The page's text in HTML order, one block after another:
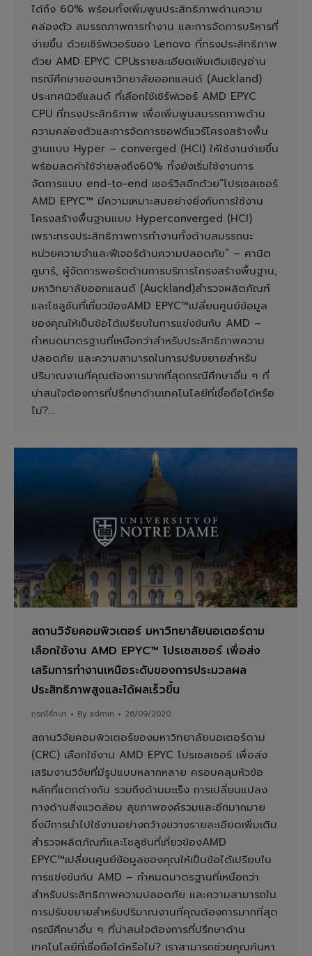
ได้ถึง 60% พร้อมทั้งเพิ่มพูนประสิทธิภาพด้านความ
คล่องตัว สมรรถภาพการทำงาน และการจัดการบริหารที่
ง่ายขึ้น ด้วยเซิร์ฟเวอร์ของ Lenovo ที่ทรงประสิทธิภาพ
ด้วย AMD EPYC CPUsรายละเอียดเพิ่มเติมเชิญอ่าน
กรณีศึกษาของมหาวิทยาลัยออกแลนด์ (Auckland)
ประเทศนิวซีแลนด์ ที่เลือกใช้เซิร์ฟเวอร์ AMD EPYC
CPU ที่ทรงประสิทธิภาพ เพื่อเพิ่มพูนสมรรถภาพด้าน
ความคล่องตัวและการจัดการซอฟต์แวร์โครงสร้างพื้น
ฐานแบบ Hyper – converged (HCI) ให้ใช้งานง่ายขึ้น
พร้อมลดค่าใช้จ่ายลงถึง60% ทั้งยังเริ่มใช้งานการ
จัดการแบบ end-to-end เซอร์วิสอีกด้วย“โปรเซสเซอร์
AMD EPYC™ มีความเหมาะสมอย่างยิ่งกับการใช้งาน
โครงสร้างพื้นฐานแบบ Hyperconverged (HCI)
เพราะทรงประสิทธิภาพการทำงานทั้งด้านสมรรถนะ
หน่วยความจำและฟีเจอร์ด้านความปลอดภัย” – ศานิต
คูมาร์, ผู้จัดการพอร์ตด้านการบริการโครงสร้างพื้นฐาน,
มหาวิทยาลัยออกแลนด์ (Auckland)สำรวจผลิตภัณฑ์
และโซลูชันที่เกี่ยวข้องAMD EPYC™เปลี่ยนศูนย์ข้อมูล
ของคุณให้เป็นข้อได้เปรียบในการแข่งขันกับ AMD –
กำหนดมาตรฐานที่เหนือกว่าสำหรับประสิทธิภาพความ
ปลอดภัย และความสามารถในการปรับขยายสำหรับ
ปริมาณงานที่คุณต้องการมากที่สุดกรณีศึกษาอื่น ๆ ที่
น่าสนใจต้องการที่ปรึกษาด้านเทคโนโลยีที่เชื่อถือได้หรือ
ไม่?…
สถานวิจัยคอมพิวเตอร์ มหาวิทยาลัยนอเตอร์ดาม
เลือกใช้งาน AMD EPYC™ โปรเซสเซอร์ เพื่อส่ง
เสริมการทำงานเหนือระดับของการประมวลผล
ประสิทธิภาพสูงและได้ผลเร็วขึ้น
กรณีศึกษา By admin 26/09/2020
สถานวิจัยคอมพิวเตอร์ของมหาวิทยาลัยนอเตอร์ดาม
(CRC) เลือกใช้งาน AMD EPYC โปรเซสเซอร์ เพื่อส่ง
เสริมงานวิจัยที่มีรูปแบบหลากหลาย ครอบคลุมหัวข้อ
หลักที่แตกต่างกัน รวมถึงด้านมะเร็ง การเปลี่ยนแปลง
ทางด้านสิ่งแวดล้อม สุขภาพองค์รวมและอีกมากมาย
ซึ่งมีการนำไปใช้งานอย่างกว้างขวางรายละเอียดเพิ่มเติม
สำรวจผลิตภัณฑ์และโซลูชันที่เกี่ยวข้องAMD
EPYC™เปลี่ยนศูนย์ข้อมูลของคุณให้เป็นข้อได้เปรียบใน
การแข่งขันกับ AMD – กำหนดมาตรฐานที่เหนือกว่า
สำหรับประสิทธิภาพความปลอดภัย และความสามารถใน
การปรับขยายสำหรับปริมาณงานที่คุณต้องการมากที่สุด
กรณีศึกษาอื่น ๆ ที่น่าสนใจต้องการที่ปรึกษาด้าน
เทคโนโลยีที่เชื่อถือได้หรือไม่? เราสามารถช่วยคุณค้นหา